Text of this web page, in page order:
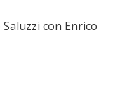
con Enrico